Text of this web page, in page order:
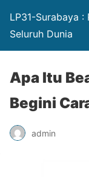
LP31-Surabaya
Seluruh Dunia
Apa Itu
Begini
admin